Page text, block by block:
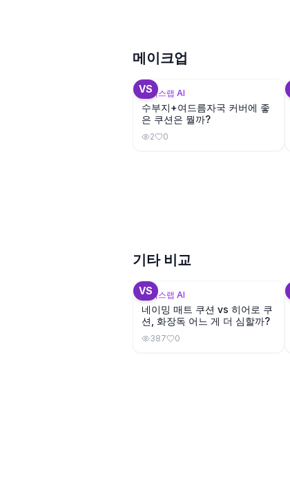
메이크업
VS
뷰틱스랩 AI
수부지+여드름자국 커버에 좋
은 쿠션은 뭘까?
2 0
기타 비교
VS
뷰틱스랩 AI
네이밍 매트 쿠션 vs 히어로 쿠
션, 화장독 어느 게 더 심할까?
387 0